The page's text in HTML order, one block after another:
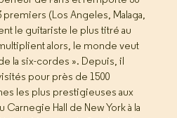
(Los Angeles, Malaga,
le guitariste le plus titré au
alors, le monde veut
la six-cordes ». Depuis, il
pour près de 1500
les plus prestigieuses aux
Hall de New York à la